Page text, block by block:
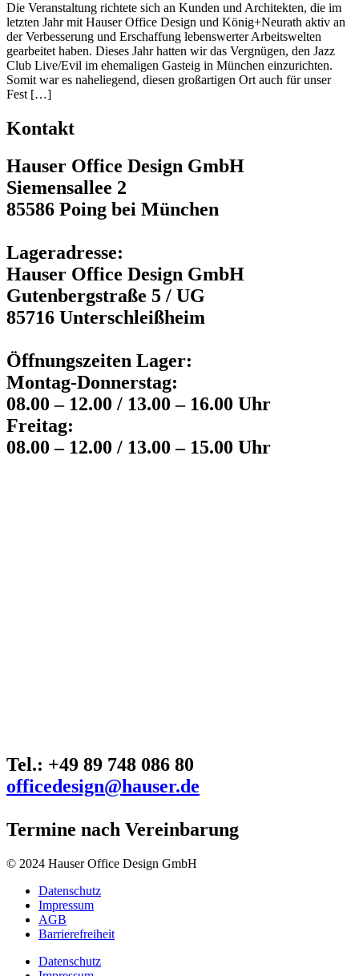
Die Veranstaltung richtete sich an Kunden und Architekten, die im
letzten Jahr mit Hauser Office Design und König+Neurath aktiv an
der Verbesserung und Erschaffung lebenswerter Arbeitswelten
gearbeitet haben. Dieses Jahr hatten wir das Vergnügen, den Jazz
Club Live/Evil im ehemaligen Gasteig in München einzurichten.
Somit war es naheliegend, diesen großartigen Ort auch für unser
Fest […]
Kontakt
Hauser Office Design GmbH
Siemensallee 2
85586 Poing bei München
Lageradresse:
Hauser Office Design GmbH
Gutenbergstraße 5 / UG
85716 Unterschleißheim
Öffnungszeiten Lager:
Montag-Donnerstag:
08.00 – 12.00 / 13.00 – 16.00 Uhr
Freitag:
08.00 – 12.00 / 13.00 – 15.00 Uhr
Tel.: +49 89 748 086 80
officedesign@hauser.de
Termine nach Vereinbarung
© 2024 Hauser Office Design GmbH
Datenschutz
Impressum
AGB
Barrierefreiheit
Datenschutz